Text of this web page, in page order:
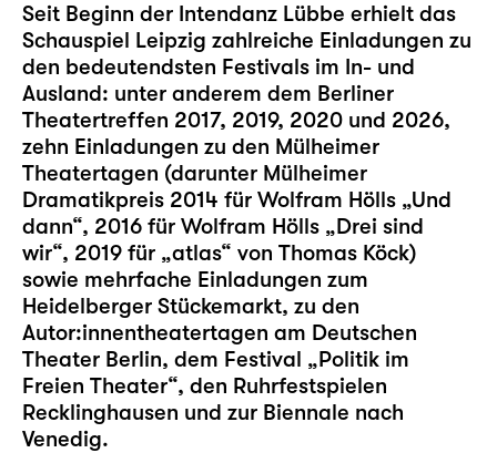
Seit Beginn der Intendanz Lübbe erhielt das
Schauspiel Leipzig zahlreiche Einladungen zu
den bedeutendsten Festivals im In- und
Ausland: unter anderem dem Berliner
Theatertreffen 2017, 2019, 2020 und 2026,
zehn Einladungen zu den Mülheimer
Theatertagen (darunter Mülheimer
Dramatikpreis 2014 für Wolfram Hölls „Und
dann“, 2016 für Wolfram Hölls „Drei sind
wir“, 2019 für „atlas“ von Thomas Köck)
sowie mehrfache Einladungen zum
Heidelberger Stückemarkt, zu den
Autor:innentheatertagen am Deutschen
Theater Berlin, dem Festival „Politik im
Freien Theater“, den Ruhrfestspielen
Recklinghausen und zur Biennale nach
Venedig.